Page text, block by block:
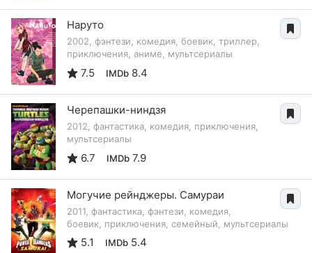
Наруто
2002, фэнтези, комедия, боевик, триллер,
приключения, аниме, мультсериалы
7.5 IMDb 8.4
Черепашки-ниндзя
2012, фантастика, комедия, приключения,
мультсериалы
6.7 IMDb 7.9
Могучие рейнджеры. Самураи
2011, фантастика, фэнтези, комедия,
боевик, приключения, семейный, мультсериалы
5.1 IMDb 5.4